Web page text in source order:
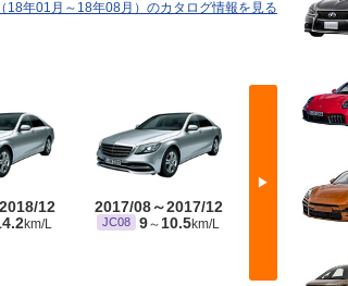
18年01月～18年08月）のカタログ情報を見る
▶
12
km/L
2017/08～2017/12
JC08 9～ 10.5km/L
2016/06～
8.5～